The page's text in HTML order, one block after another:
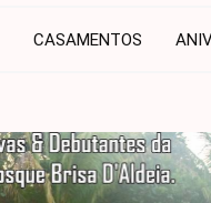
CASAMENTOS